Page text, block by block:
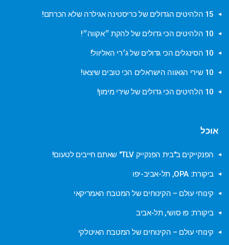
15 הלהיטים הגדולים של כריסטינה אגילרה שלא הכרתם!
10 הלהיטים הכי גדולים של להקת ״אקווה״!
10 הסינגלים הכי גדולים של ג׳רי האליוול!
10 שירי הגאווה הישראלים הכי טובים שיצאו!
10 הלהיטים הכי גדולים של שירי מימון!
אוכל
הפנקייקים ב"בית הפנקייק TLV" שאתם חייבים לטעום!
ביקורת: OPA, תל-אביב-יפו
קינוחי עולם – הקינוחים של המטבח האמריקאי
ביקורת: פו סושי, תל-אביב
קינוחי עולם – הקינוחים של המטבח האיטלקי